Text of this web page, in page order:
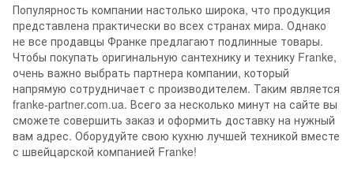
Популярность компании настолько широка, что продукция
представлена практически во всех странах мира. Однако
не все продавцы Франке предлагают подлинные товары.
Чтобы покупать оригинальную сантехнику и технику Franke,
очень важно выбрать партнера компании, который
напрямую сотрудничает с производителем. Таким является
franke-partner.com.ua. Всего за несколько минут на сайте вы
сможете совершить заказ и оформить доставку на нужный
вам адрес. Оборудуйте свою кухню лучшей техникой вместе
с швейцарской компанией Franke!